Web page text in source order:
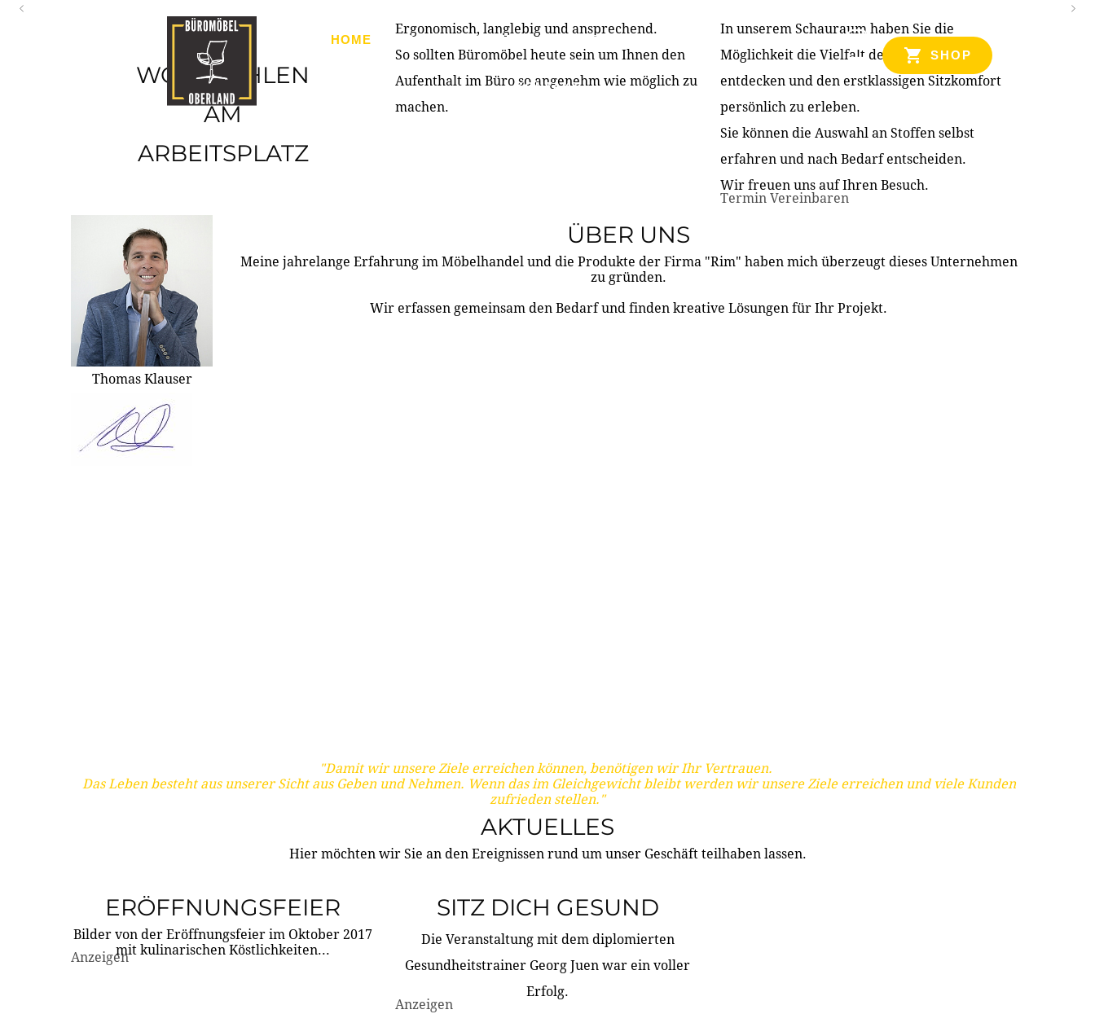
HOME PRODUKTE ÜBER UNS PARTNER & REFERENZEN
KONTAKT
SHOP
WOHLFÜHLEN
AM
ARBEITSPLATZ
Ergonomisch, langlebig und ansprechend.
So sollten Büromöbel heute sein um Ihnen den
Aufenthalt im Büro so angenehm wie möglich zu
machen.
In unserem Schauraum haben Sie die
Möglichkeit die Vielfalt der Produkte zu
entdecken und den erstklassigen Sitzkomfort
persönlich zu erleben.
Sie können die Auswahl an Stoffen selbst
erfahren und nach Bedarf entscheiden.
Wir freuen uns auf Ihren Besuch.
Termin Vereinbaren
Thomas Klauser
ÜBER UNS
Meine jahrelange Erfahrung im Möbelhandel und die Produkte der Firma "Rim" haben mich überzeugt dieses Unternehmen
zu gründen.
Wir erfassen gemeinsam den Bedarf und finden kreative Lösungen für Ihr Projekt.
"Damit wir unsere Ziele erreichen können, benötigen wir Ihr Vertrauen.
Das Leben besteht aus unserer Sicht aus Geben und Nehmen. Wenn das im Gleichgewicht bleibt werden wir unsere Ziele erreichen und viele Kunden
zufrieden stellen."
AKTUELLES
Hier möchten wir Sie an den Ereignissen rund um unser Geschäft teilhaben lassen.
ERÖFFNUNGSFEIER
Bilder von der Eröffnungsfeier im Oktober 2017
mit kulinarischen Köstlichkeiten...
Anzeigen
SITZ DICH GESUND
Die Veranstaltung mit dem diplomierten
Gesundheitstrainer Georg Juen war ein voller
Erfolg.
Anzeigen